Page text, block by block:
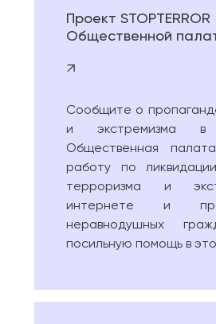
Проект STOPTERROR
Общественной
Сообщите о
и экстремизма в
Общественная
работу по
терроризма и
интернете и
неравнодушных
посильную помощь в